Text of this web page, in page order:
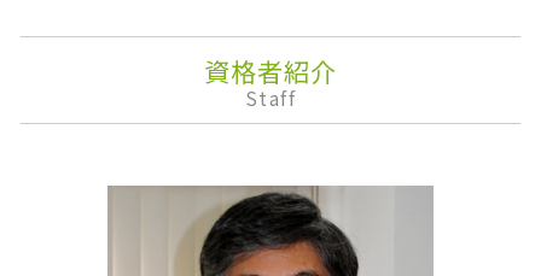
相続税 債務控除
相続分
贈与税 非課税
遺産分割協議書
期限後申告
副業 確定申告 いくらから
私的整理
税務申告
有価証券取引税
企業会計
ライフプランニング
株主配分
資産運用
資格者紹介
Staff